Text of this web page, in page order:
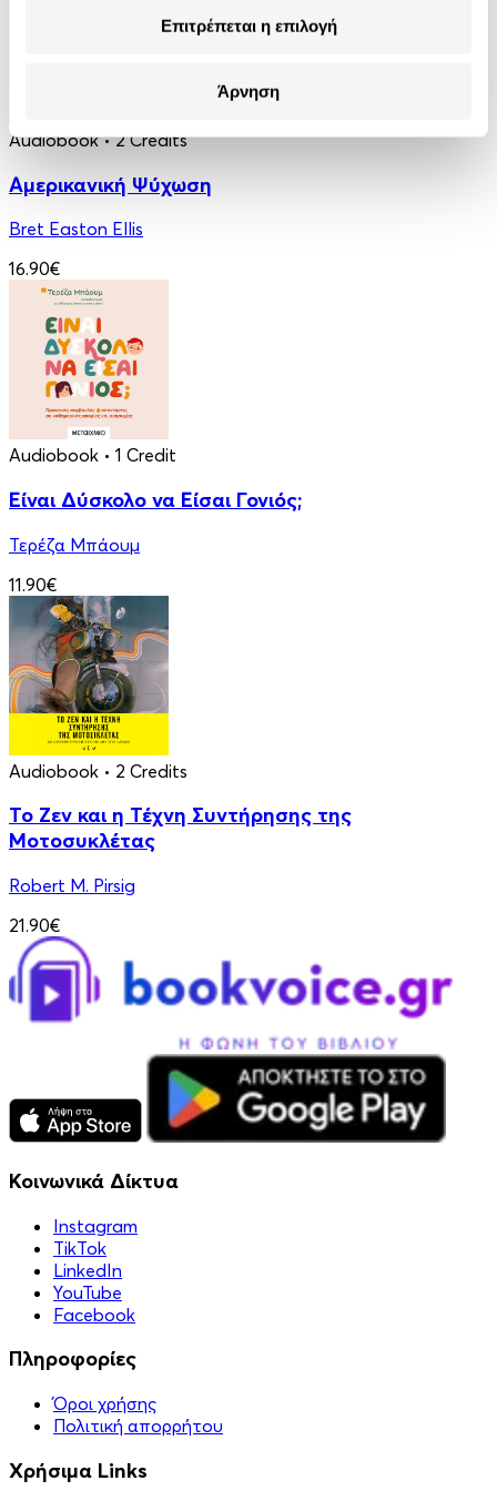
Επιτρέπεται η επιλογή
Άρνηση
Audiobook • 2 Credits
Αμερικανική Ψύχωση
Bret Easton Ellis
16.90€
Audiobook • 1 Credit
Είναι Δύσκολο να Είσαι Γονιός;
Τερέζα Μπάουμ
11.90€
Audiobook • 2 Credits
Το Ζεν και η Τέχνη Συντήρησης της
Μοτοσυκλέτας
Robert M. Pirsig
21.90€
Κοινωνικά Δίκτυα
Instagram
TikTok
LinkedIn
YouTube
Facebook
Πληροφορίες
Όροι χρήσης
Πολιτική απορρήτου
Χρήσιμα Links